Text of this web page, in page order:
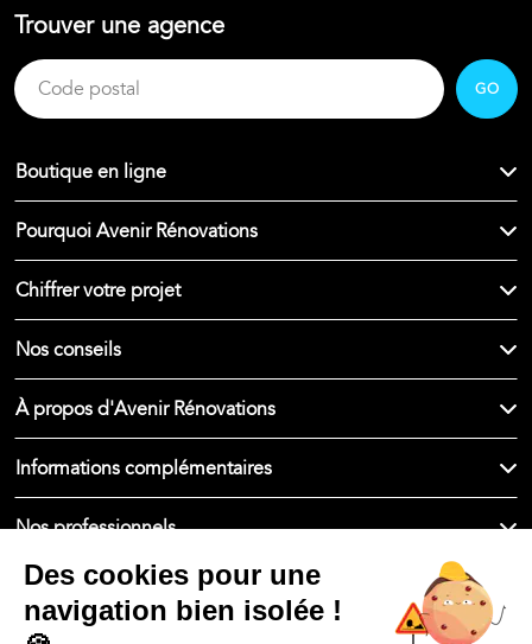
Trouver une agence
GO
Boutique en ligne
Pourquoi Avenir Rénovations
Chiffrer votre projet
Nos conseils
À propos d'Avenir Rénovations
Informations complémentaires
Nos professionnels